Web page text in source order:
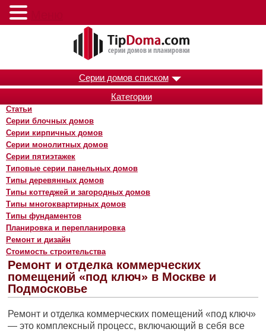
Серии домов списком
Категории
Статьи
Серии блочных домов
Серии кирпичных домов
Серии монолитных домов
Серии пятиэтажек
Типовые серии панельных домов
Типы деревянных домов
Типы коттеджей и загородных домов
Типы многоквартирных домов
Типы фундаментов
Планировка и перепланировка
Ремонт и дизайн
Стоимость строительства
Ремонт и отделка коммерческих
помещений «под ключ» в Москве и
Подмосковье
Ремонт и отделка коммерческих помещений «под ключ»
— это комплексный процесс, включающий в себя все